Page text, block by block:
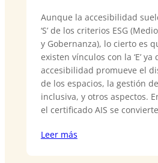
Aunque la accesibilidad
‘S’ de los criterios ESG
y Gobernanza), lo cierto es
existen vínculos con la ‘E’ ya
accesibilidad promueve el
de los espacios, la gestión
inclusiva, y otros aspectos.
el certificado AIS se
Leer más